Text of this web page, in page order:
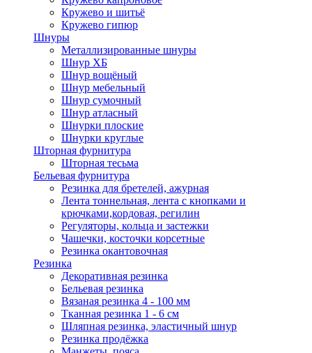
Кружево и шитьё
Кружево гипюр
Шнуры
Металлизированные шнуры
Шнур ХБ
Шнур вощёный
Шнур мебельный
Шнур сумочный
Шнур атласный
Шнурки плоские
Шнурки круглые
Шторная фурнитура
Шторная тесьма
Бельевая фурнитура
Резинка для бретелей, ажурная
Лента тоннельная, лента с кнопками и
крючками,кордовая, регилин
Регуляторы, кольца и застежки
Чашечки, косточки корсетные
Резинка окантовочная
Резинка
Декоративная резинка
Бельевая резинка
Вязаная резинка 4 - 100 мм
Тканная резинка 1 - 6 см
Шляпная резинка, эластичный шнур
Резинка продёжка